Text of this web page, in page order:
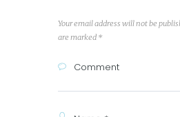
Your email address will not be
are marked *